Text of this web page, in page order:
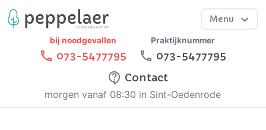
Menu
bij noodgevallen
073-5477795
Praktijknummer
073-5477795
Contact
morgen vanaf 08:30 in Sint-Oedenrode